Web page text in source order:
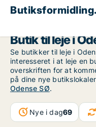
Butik til leje i
Se butikker til leje i
interesseret i at leje en
overskriften for at
på dine nye
Odense SØ.
Nye i dag69